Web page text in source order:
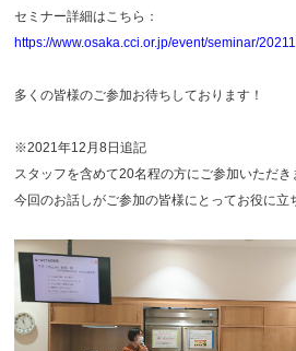
セミナー詳細はこちら：
https://www.osaka.cci.or.jp/event/seminar/
多くの皆様のご参加お待ちしております！
※2021年12月8日追記
スタッフを含めて20名程の方にご参加いただき
今回のお話しがご参加の皆様にとってお役に立